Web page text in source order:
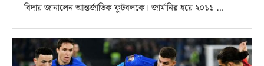
বিদায় জানালেন আন্তর্জাতিক ফুটবলকে। জার্মানির হয়ে ২০১১ …